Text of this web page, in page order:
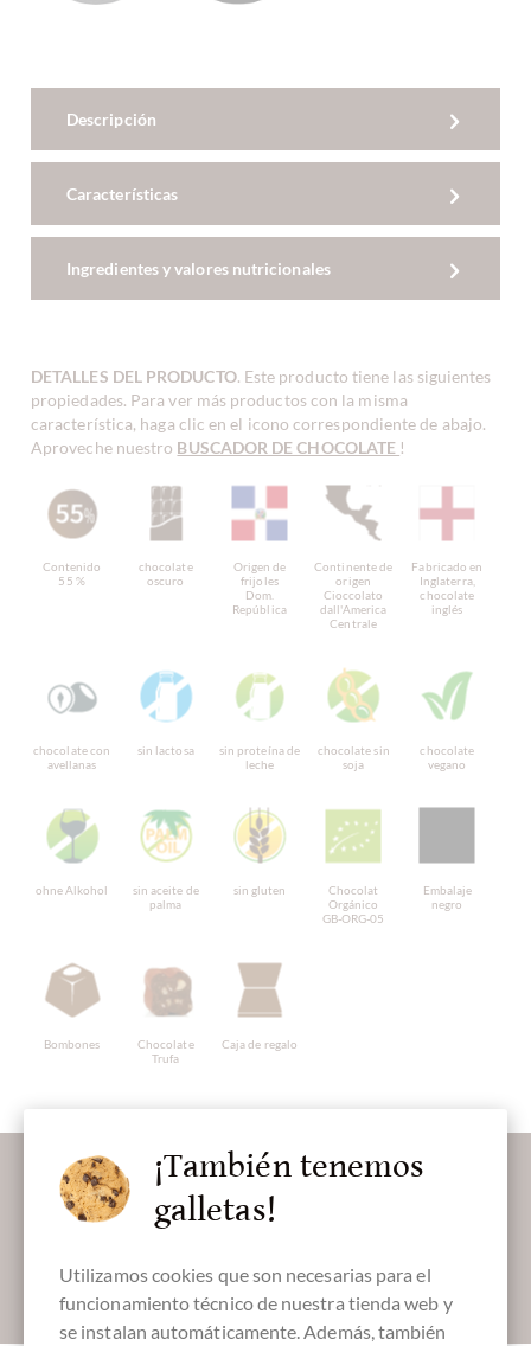
Descripción
Características
Ingredientes y valores nutricionales
DETALLES DEL PRODUCTO. Este producto tiene las siguientes
propiedades. Para ver más productos con la misma
característica, haga clic en el icono correspondiente de abajo.
Aproveche nuestro BUSCADOR DE CHOCOLATE !
Contenido
55 %
chocolate
oscuro
Origen de
frijoles
Dom.
República
Continente de
origen
Cioccolato
dall'America
Centrale
Fabricado en
Inglaterra,
chocolate
inglés
chocolate con
avellanas
sin lactosa
sin proteína de
leche
chocolate sin
soja
chocolate
vegano
ohne Alkohol
sin aceite de
palma
sin gluten
Chocolat
Orgánico
GB-ORG-05
Embalaje
negro
Bombones
Chocolate
Trufa
Caja de regalo
Déjanos endulzar tu bandeja de entrada:
Absenden
¡También tenemos
galletas!
Utilizamos cookies que son necesarias para el
funcionamiento técnico de nuestra tienda web y
se instalan automáticamente. Además, también